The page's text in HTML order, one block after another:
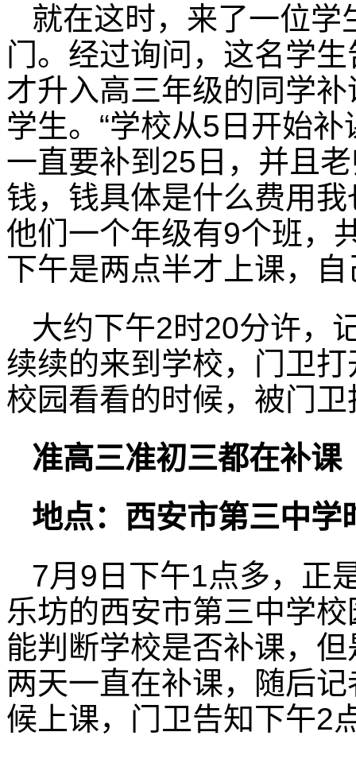
就在这时，来了一位
门。经过询问，这名学
才升入高三年级的同学
学生。“学校从5日开始
一直要补到25日，并且
钱，钱具体是什么费用
他们一个年级有9个班，
下午是两点半才上课，
大约下午2时20分许，
续续的来到学校，门卫
校园看看的时候，被门
准高三准初三都在补课
地点：西安市第三中
7月9日下午1点多，正
乐坊的西安市第三中学
能判断学校是否补课，
两天一直在补课，随后
候上课，门卫告知下午2